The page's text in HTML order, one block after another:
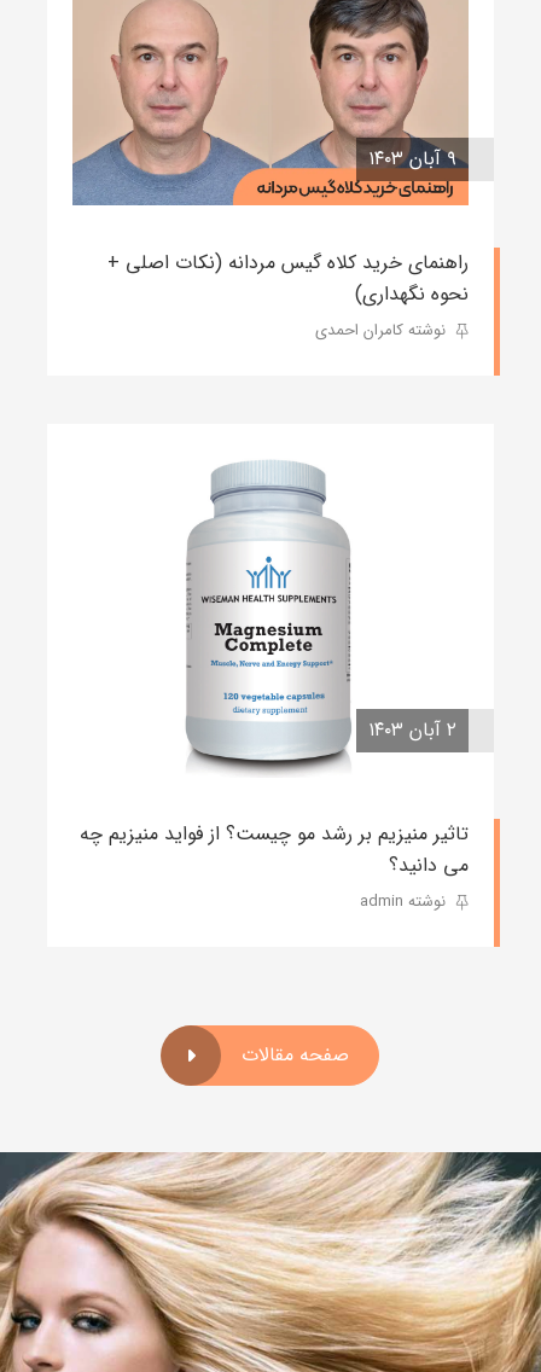
۹ آبان ۱۴۰۳
راهنمای خرید کلاه گیس مردانه (نکات اصلی +
نحوه نگهداری)
نوشته کامران احمدی
۲ آبان ۱۴۰۳
تاثیر منیزیم بر رشد مو چیست؟ از فواید منیزیم چه
می دانید؟
نوشته admin
صفحه مقالات